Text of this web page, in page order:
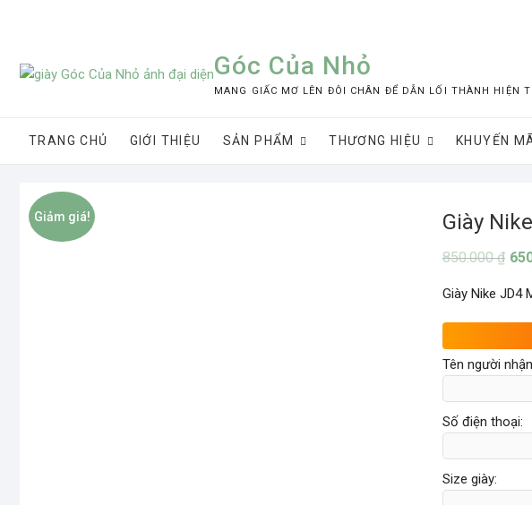
Góc Của Nhỏ
MANG GIẤC MƠ LÊN ĐÔI CHÂN ĐỂ DẪN LỐI THÀNH HIỆN
TRANG CHỦ GIỚI THIỆU SẢN PHẨM THƯƠNG HIỆU KHUYẾN
Giảm giá! Giày
850.000₫
Giày Nike JD4
Tên người
Số điện thoại:
Size giày: